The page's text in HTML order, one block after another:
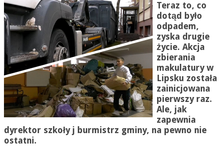
Teraz to, co
dotąd było
odpadem,
zyska drugie
życie. Akcja
zbierania
makulatury w
Lipsku została
zainicjowana
pierwszy raz.
Ale, jak
zapewnia
dyrektor szkoły j burmistrz gminy, na pewno nie
ostatni.